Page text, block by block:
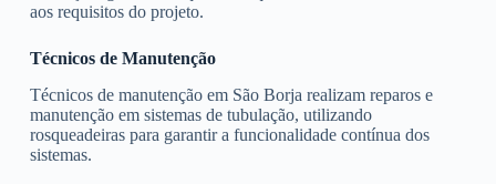
aos requisitos do projeto.
Técnicos de Manutenção
Técnicos de manutenção em São Borja realizam reparos e
manutenção em sistemas de tubulação, utilizando
rosqueadeiras para garantir a funcionalidade contínua dos
sistemas.